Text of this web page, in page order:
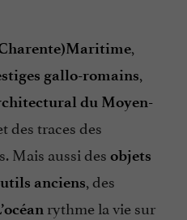
,
gallo-romains,
du Moyen-
des traces des
Mais aussi des objets
anciens, des
rythme la vie sur